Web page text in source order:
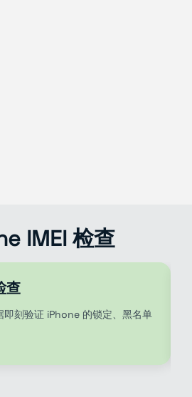
IMEI 检查
查
刻验证 iPhone 的锁定、黑名单